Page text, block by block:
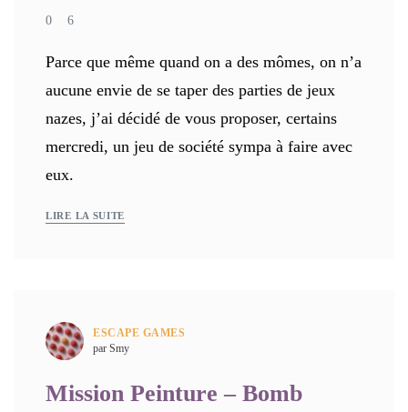
0 6
Parce que même quand on a des mômes, on n’a
aucune envie de se taper des parties de jeux
nazes, j’ai décidé de vous proposer, certains
mercredi, un jeu de société sympa à faire avec
eux.
LIRE LA SUITE
ESCAPE GAMES
par Smy
Mission Peinture – Bomb